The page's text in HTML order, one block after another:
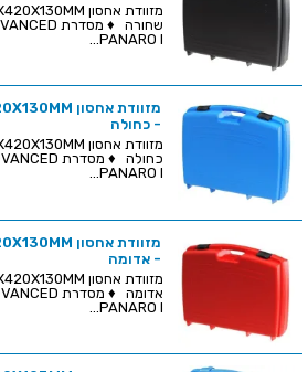
PANARO I...
- כחולה
PANARO I...
- אדומה
PANARO I...